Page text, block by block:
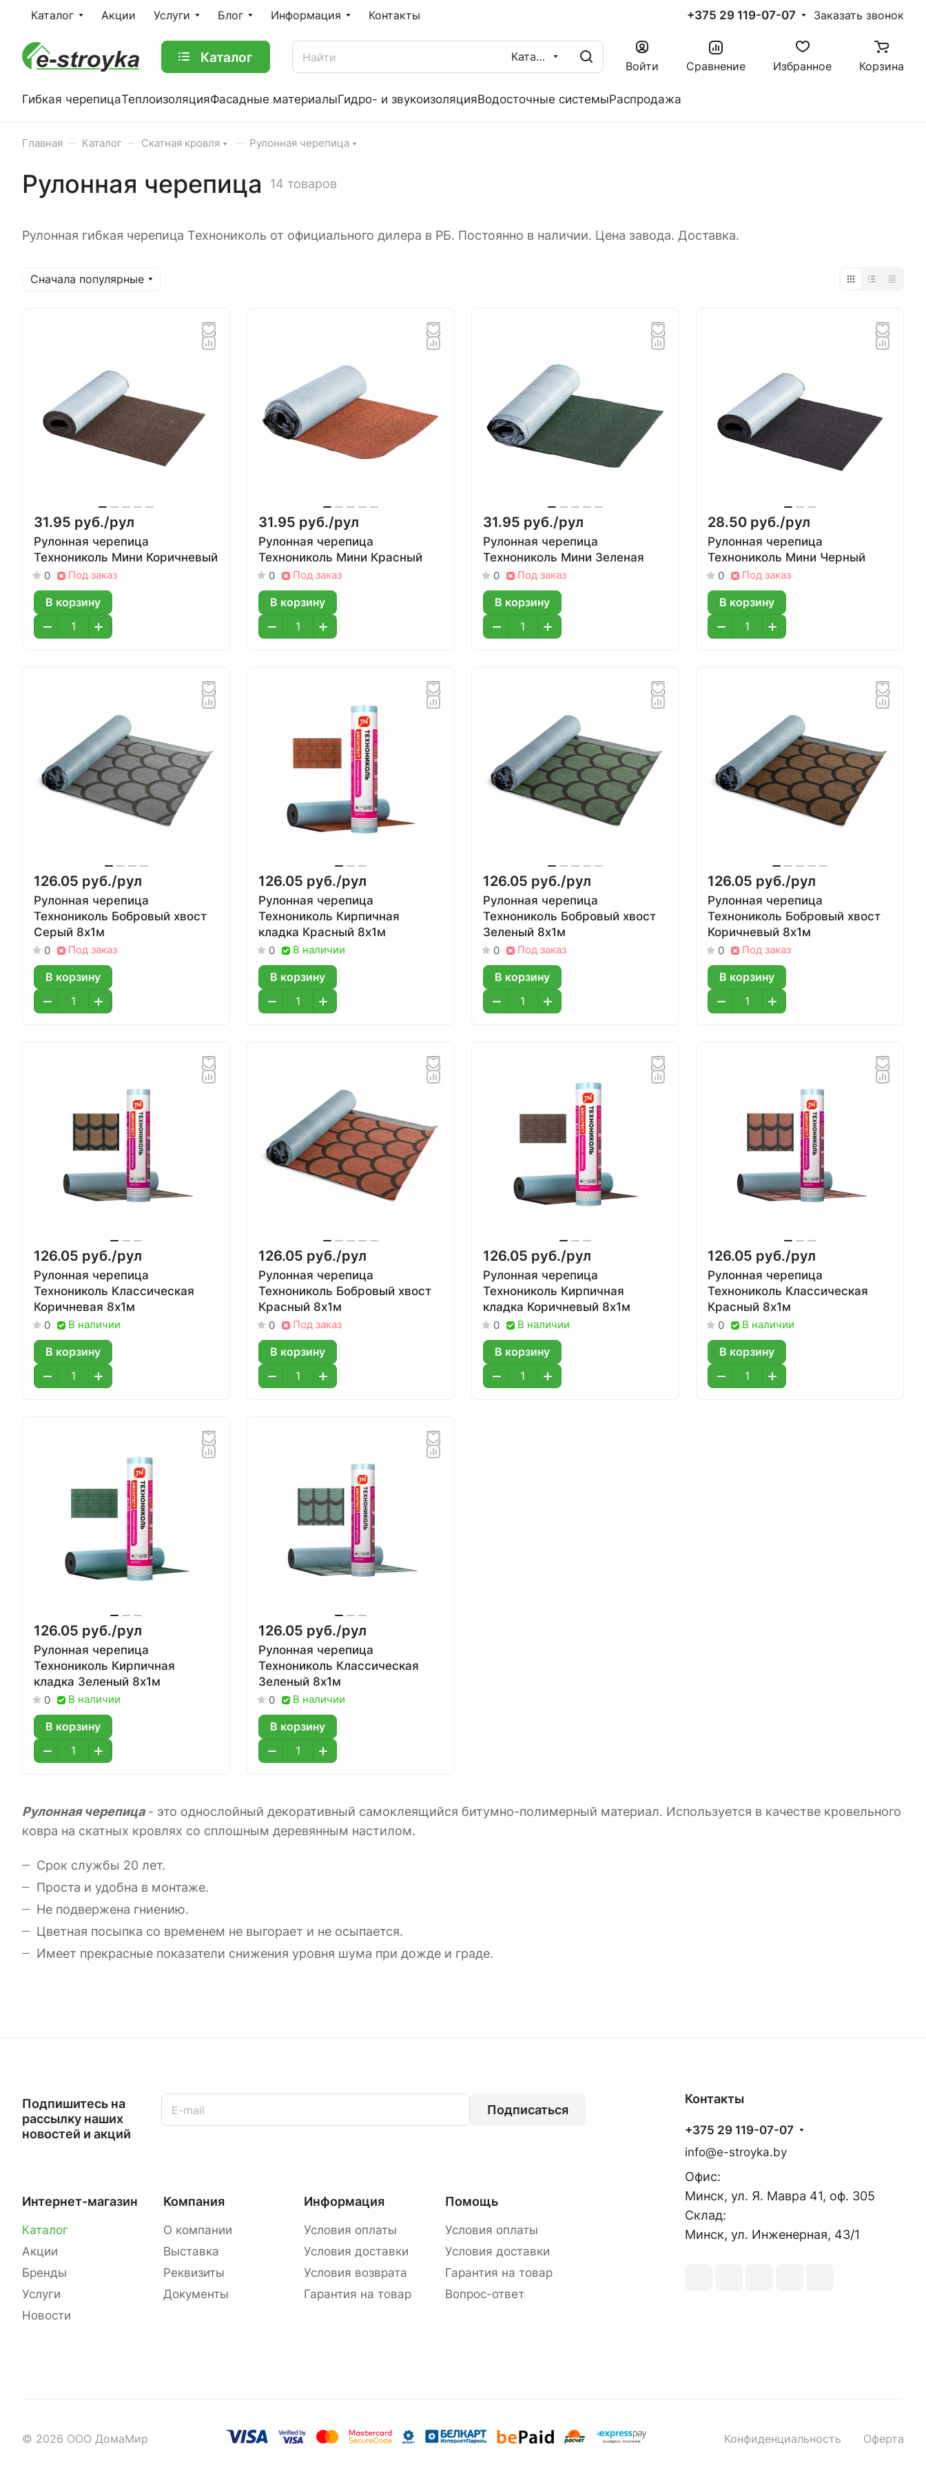
Каталог Акции Услуги Блог Информация Контакты +375 29 119-07-07 Заказать звонок
Каталог Каталог
Войти Сравнение Избранное Корзина
Гибкая черепицаТеплоизоляцияФасадные материалыГидро- и звукоизоляцияВодосточные системыРаспродажа
Главная – Каталог – Скатная кровля – Рулонная черепица
Рулонная черепица 14 товаров
Рулонная гибкая черепица Технониколь от официального дилера в РБ. Постоянно в наличии. Цена завода. Доставка.
Сначала популярные
31.95 руб./рул
Рулонная черепица
Технониколь Мини Коричневый
0 Под заказ
В корзину
31.95 руб./рул
Рулонная черепица
Технониколь Мини Красный
0 Под заказ
В корзину
31.95 руб./рул
Рулонная черепица
Технониколь Мини Зеленая
0 Под заказ
В корзину
28.50 руб./рул
Рулонная черепица
Технониколь Мини Черный
0 Под заказ
В корзину
126.05 руб./рул
Рулонная черепица
Технониколь Бобровый хвост
Серый 8х1м
0 Под заказ
В корзину
126.05 руб./рул
Рулонная черепица
Технониколь Кирпичная
кладка Красный 8х1м
0 В наличии
В корзину
126.05 руб./рул
Рулонная черепица
Технониколь Бобровый хвост
Зеленый 8х1м
0 Под заказ
В корзину
126.05 руб./рул
Рулонная черепица
Технониколь Бобровый хвост
Коричневый 8х1м
0 Под заказ
В корзину
126.05 руб./рул
Рулонная черепица
Технониколь Классическая
Коричневая 8х1м
0 В наличии
В корзину
126.05 руб./рул
Рулонная черепица
Технониколь Бобровый хвост
Красный 8х1м
0 Под заказ
В корзину
126.05 руб./рул
Рулонная черепица
Технониколь Кирпичная
кладка Коричневый 8х1м
0 В наличии
В корзину
126.05 руб./рул
Рулонная черепица
Технониколь Классическая
Красный 8х1м
0 В наличии
В корзину
126.05 руб./рул
Рулонная черепица
Технониколь Кирпичная
кладка Зеленый 8х1м
0 В наличии
В корзину
126.05 руб./рул
Рулонная черепица
Технониколь Классическая
Зеленый 8х1м
0 В наличии
В корзину
Рулонная черепица- это однослойный декоративный самоклеящийся битумно-полимерный материал. Используется в качестве кровельного
ковра на скатных кровлях со сплошным деревянным настилом.
Срок службы 20 лет.
Проста и удобна в монтаже.
Не подвержена гниению.
Цветная посыпка со временем не выгорает и не осыпается.
Имеет прекрасные показатели снижения уровня шума при дожде и граде.
Подпишитесь на
рассылку наших
новостей и акций
Подписаться
Интернет-магазин
Каталог
Акции
Бренды
Услуги
Новости
Компания
О компании
Выставка
Реквизиты
Документы
Информация
Условия оплаты
Условия доставки
Условия возврата
Гарантия на товар
Помощь
Условия оплаты
Условия доставки
Гарантия на товар
Вопрос-ответ
Контакты
+375 29 119-07-07
info@e-stroyka.by
Офис:
Минск, ул. Я. Мавра 41, оф. 305
Склад:
Минск, ул. Инженерная, 43/1
© 2026 ООО ДомаМир Конфиденциальность Оферта